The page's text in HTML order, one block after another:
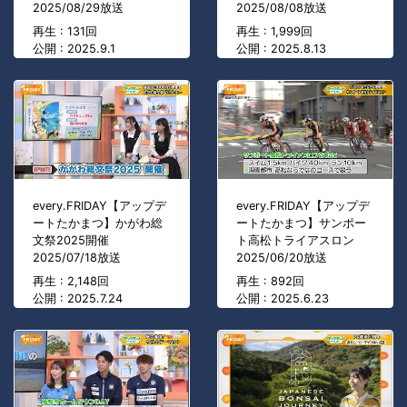
2025/08/29放送
再生 : 131回
公開 : 2025.9.1
2025/08/08放送
再生 : 1,999回
公開 : 2025.8.13
every.FRIDAY【アップデ
ートたかまつ】かがわ総
文祭2025開催
2025/07/18放送
再生 : 2,148回
公開 : 2025.7.24
every.FRIDAY【アップデ
ートたかまつ】サンポー
ト高松トライアスロン
2025/06/20放送
再生 : 892回
公開 : 2025.6.23